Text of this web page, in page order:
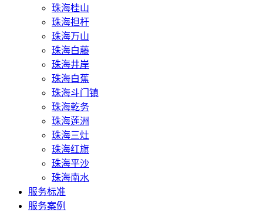
珠海桂山
珠海担杆
珠海万山
珠海白藤
珠海井岸
珠海白蕉
珠海斗门镇
珠海乾务
珠海莲洲
珠海三灶
珠海红旗
珠海平沙
珠海南水
服务标准
服务案例